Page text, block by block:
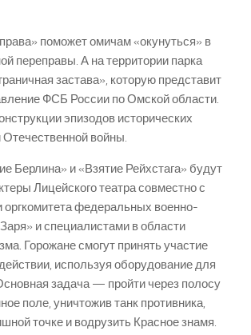
поможет омичам «окунуться» в
переправы. А на территории парка
застава», которую представит
ФСБ России по Омской области.
эпизодов исторических
войны.
Берлина» и «Взятие Рейхстага» будут
Лицейского театра совместно с
оргкомитета федеральных военно-
и специалистами в области
Горожане смогут принять участие
используя оборудование для
задача — пройти через полосу
поле, уничтожив танк противника,
точке и водрузить Красное знамя.